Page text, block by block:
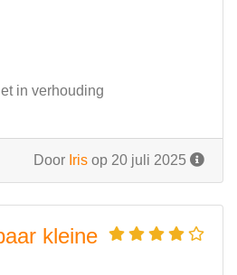
in verhouding
Door Iris op 20 juli 2025
kleine